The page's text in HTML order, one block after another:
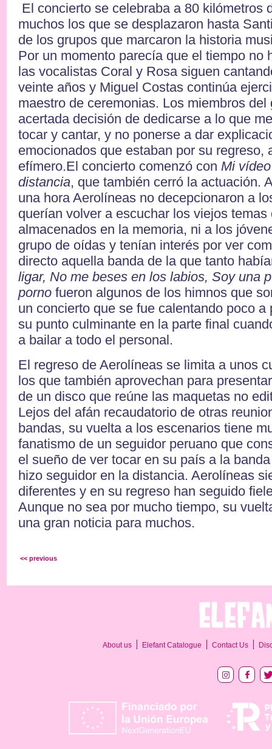
El concierto se celebraba a 80 kilómetros
muchos los que se desplazaron hasta
de los grupos que marcaron la historia
Por un momento parecía que el tiempo no
las vocalistas Coral y Rosa siguen
veinte años y Miguel Costas continúa
maestro de ceremonias. Los miembros del
acertada decisión de dedicarse a lo que
tocar y cantar, y no ponerse a dar
emocionados que estaban por su regreso,
efímero.El concierto comenzó con Mi
distancia, que también cerró la actuación.
una hora Aerolíneas no decepcionaron a
querían volver a escuchar los viejos temas
almacenados en la memoria, ni a los
grupo de oídas y tenían interés por ver
directo aquella banda de la que tanto
ligar, No me beses en los labios, Soy una
pornofueron algunos de los himnos que
un concierto que se fue calentando poco a
su punto culminante en la parte final
a bailar a todo el personal.
El regreso de Aerolíneas se limita a unos
los que también aprovechan para
de un disco que reúne las maquetas no
Lejos del afán recaudatorio de otras
bandas, su vuelta a los escenarios tiene
fanatismo de un seguidor peruano que
el sueño de ver tocar en su país a la
hizo seguidor en la distancia. Aerolíneas
diferentes y en su regreso han seguido
Aunque no sea por mucho tiempo, su
una gran noticia para muchos.
<< previous
About us Elefant Catalogue Contact Us